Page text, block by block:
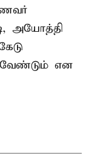
அயோத்தி
வேண்டும் என